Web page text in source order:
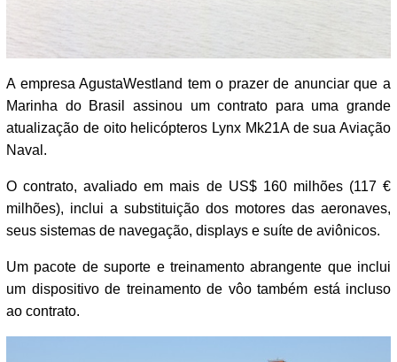
A empresa AgustaWestland tem o prazer de anunciar que a
Marinha do Brasil assinou um contrato para uma grande
atualização de oito helicópteros Lynx Mk21A de sua Aviação
Naval.
O contrato, avaliado em mais de US$ 160 milhões (117 €
milhões), inclui a substituição dos motores das aeronaves,
seus sistemas de navegação, displays e suíte de aviônicos.
Um pacote de suporte e treinamento abrangente que inclui
um dispositivo de treinamento de vôo também está incluso
ao contrato.